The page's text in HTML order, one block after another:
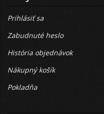
Prihlásiť sa
Zabudnuté heslo
História objednávok
Nákupný košík
Pokladňa